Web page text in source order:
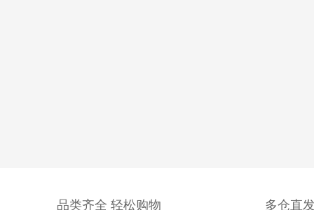
品类齐全 轻松购物 多仓直